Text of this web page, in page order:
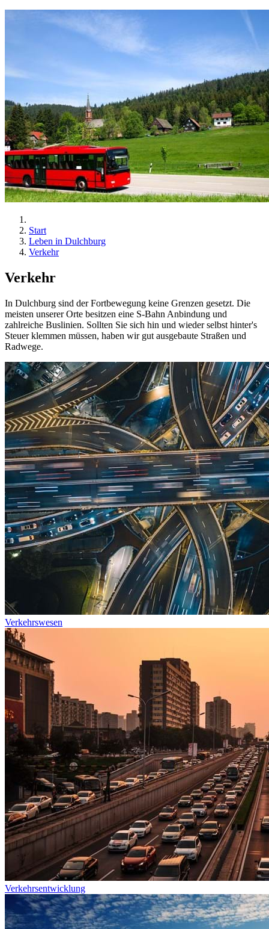
Start
Leben in Dulchburg
Verkehr
Verkehr
In Dulchburg sind der Fortbewegung keine Grenzen gesetzt. Die
meisten unserer Orte besitzen eine S-Bahn Anbindung und
zahlreiche Buslinien. Sollten Sie sich hin und wieder selbst hinter's
Steuer klemmen müssen, haben wir gut ausgebaute Straßen und
Radwege.
Verkehrswesen
Verkehrsentwicklung